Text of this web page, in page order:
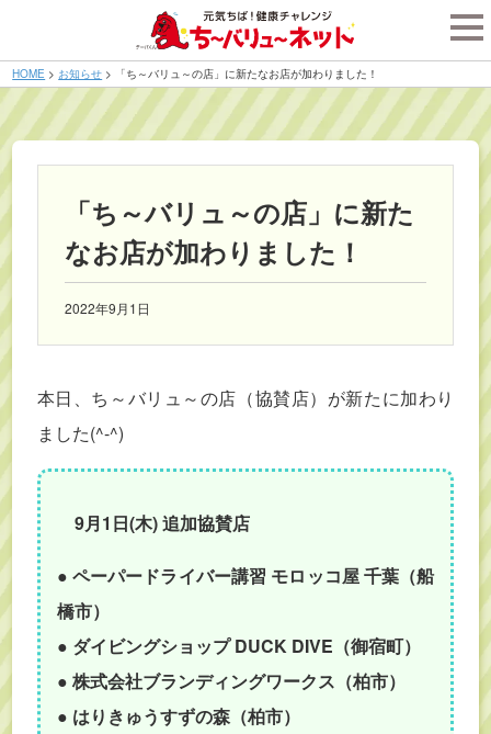
HOME >お知らせ > 「ち～バリュ～の店」に新たなお店が加わりました！
「ち～バリュ～の店」に新た
なお店が加わりました！
2022年9月1日
本日、ち～バリュ～の店（協賛店）が新たに加わり
ました(^-^)
9月1日(木) 追加協賛店
● ペーパードライバー講習 モロッコ屋 千葉（船
橋市）
● ダイビングショップ DUCK DIVE（御宿町）
● 株式会社ブランディングワークス（柏市）
● はりきゅうすずの森（柏市）